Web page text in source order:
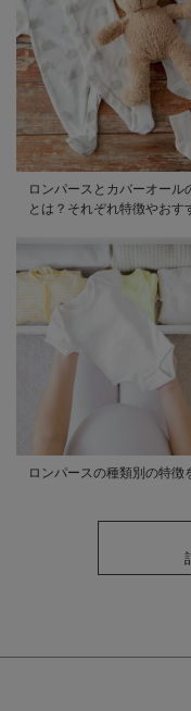
ロンパースとカバーオール
とは？それぞれ特徴やおす
ロンパースの種類別の特徴